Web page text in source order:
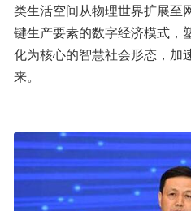
类生活空间从物理世界扩展至
键生产要素的数字经济模式，
化为核心的智慧社会形态，加
来。